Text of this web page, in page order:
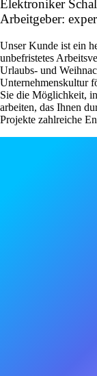
Elektroniker
Arbeitgeber:
Unser Kunde ist ein
unbefristetes
Urlaubs- und
Unternehmenskultur
Sie die Möglichkeit,
arbeiten, das Ihnen
Projekte zahlreiche